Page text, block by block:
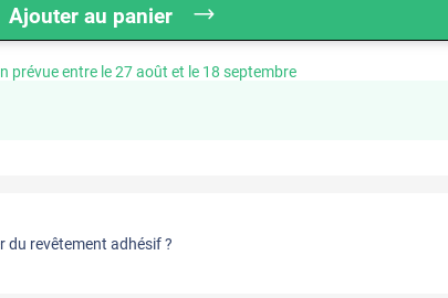
Ajouter au panier
prévue entre le 27 août et le 18 septembre
du revêtement adhésif ?